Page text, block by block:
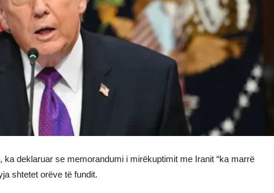
ka deklaruar se memorandumi i mirëkuptimit me Iranit “ka marrë
shtetet orëve të fundit.